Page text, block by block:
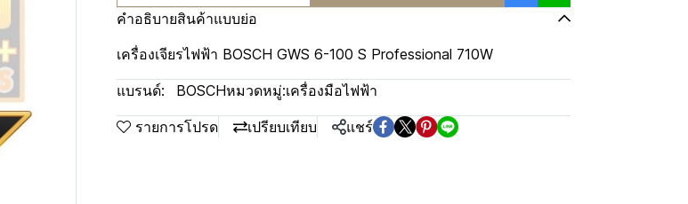
คำอธิบายสินค้าแบบย่อ
เครื่องเจียรไฟฟ้า BOSCH GWS 6-100 S Professional 710W
แบรนด์: BOSCHหมวดหมู่:เครื่องมือไฟฟ้า
รายการโปรด เปรียบเทียบ แชร์